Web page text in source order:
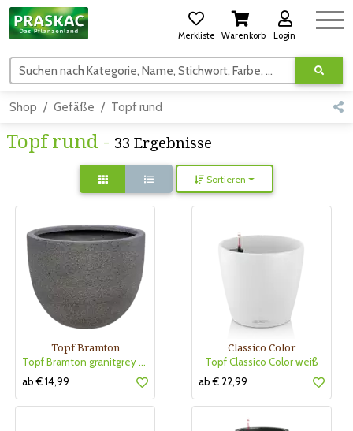
Merkliste Warenkorb Login
Suchen nach Kategorie, Name, Stichwort, Farbe, usw.
Shop Gefäße Topf rund
Topf rund - 33 Ergebnisse
Sortieren
Topf Bramton
Topf Bramton granitgrey RockLine
ab € 14,99
Classico Color
Topf Classico Color weiß
ab € 22,99